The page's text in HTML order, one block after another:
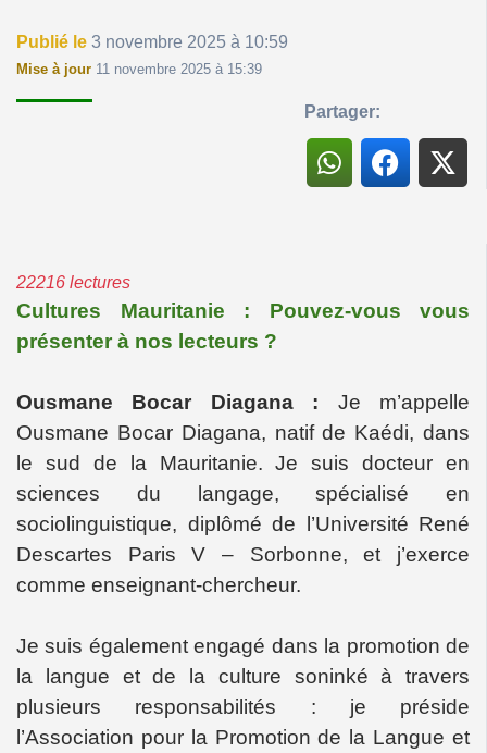
Publié le 3 novembre 2025 à 10:59
Mise à jour 11 novembre 2025 à 15:39
Partager:
22216 lectures
Cultures Mauritanie : Pouvez-vous vous
présenter à nos lecteurs ?
Ousmane Bocar Diagana : Je m’appelle
Ousmane Bocar Diagana, natif de Kaédi, dans
le sud de la Mauritanie. Je suis docteur en
sciences du langage, spécialisé en
sociolinguistique, diplômé de l’Université René
Descartes Paris V – Sorbonne, et j’exerce
comme enseignant-chercheur.
Je suis également engagé dans la promotion de
la langue et de la culture soninké à travers
plusieurs responsabilités : je préside
l’Association pour la Promotion de la Langue et